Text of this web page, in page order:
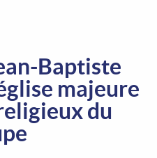
Baptiste
majeure
du